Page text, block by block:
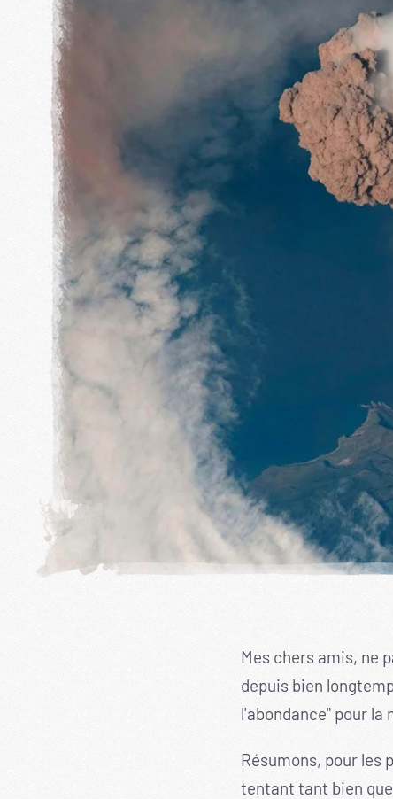
Mes chers amis, ne
depuis bien
l'abondance" pour la
Résumons, pour les
tentant tant bien